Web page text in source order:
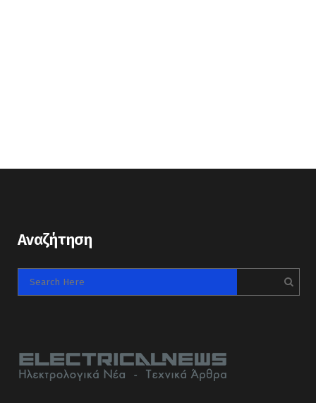
Αναζήτηση